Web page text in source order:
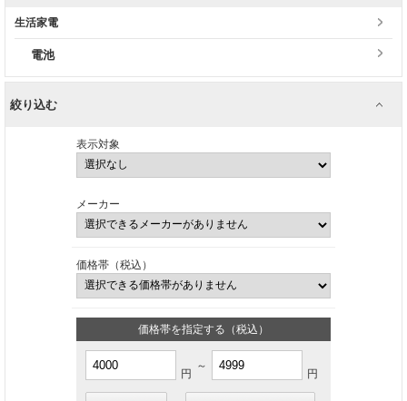
生活家電
電池
絞り込む
表示対象
メーカー
価格帯（税込）
価格帯を指定する（税込）
円
～
円